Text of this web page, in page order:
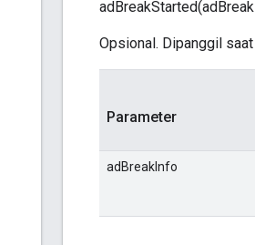
Opsional. Dipanggil
Parameter
adBreakInfo